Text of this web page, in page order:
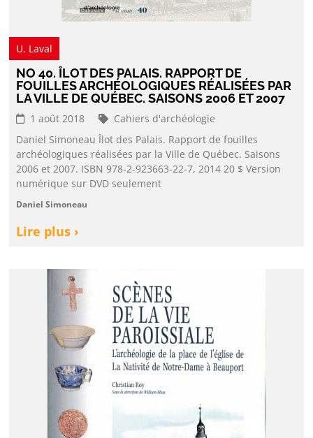
U. Laval
NO 40. ÎLOT DES PALAIS. RAPPORT DE
FOUILLES ARCHÉOLOGIQUES RÉALISÉES PAR
LA VILLE DE QUÉBEC. SAISONS 2006 ET 2007
1 août 2018
Cahiers d'archéologie
Daniel Simoneau Îlot des Palais. Rapport de fouilles
archéologiques réalisées par la Ville de Québec. Saisons
2006 et 2007. ISBN 978-2-923663-22-7, 2014 20 $ Version
numérique sur DVD seulement
Daniel Simoneau
Lire plus ›